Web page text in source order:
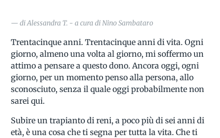
— di Alessandra T. - a cura di Nino Sambataro
Trentacinque anni. Trentacinque anni di vita. Ogni
giorno, almeno una volta al giorno, mi soffermo un
attimo a pensare a questo dono. Ancora oggi, ogni
giorno, per un momento penso alla persona, allo
sconosciuto, senza il quale oggi probabilmente non
sarei qui.
Subire un trapianto di reni, a poco più di sei anni di
età, è una cosa che ti segna per tutta la vita. Che ti